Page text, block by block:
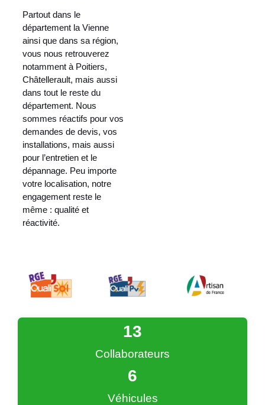
Partout dans le
département la Vienne
ainsi que dans sa région,
vous nous retrouverez
notamment à Poitiers,
Châtellerault, mais aussi
dans tout le reste du
département. Nous
sommes réactifs pour vos
demandes de devis, vos
installations, mais aussi
pour l’entretien et le
dépannage. Peu importe
votre localisation, notre
engagement reste le
même : qualité et
réactivité.
Collaborateurs
13
Véhicules
6